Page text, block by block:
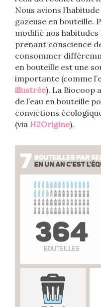
Nous avions
gazeuse en bouteille.
modifié nos
prenant conscience
consommer
en bouteille est une
importante (comme
illustrée). La Biocoop
de l’eau en bouteille
convictions
(via H2Origine).